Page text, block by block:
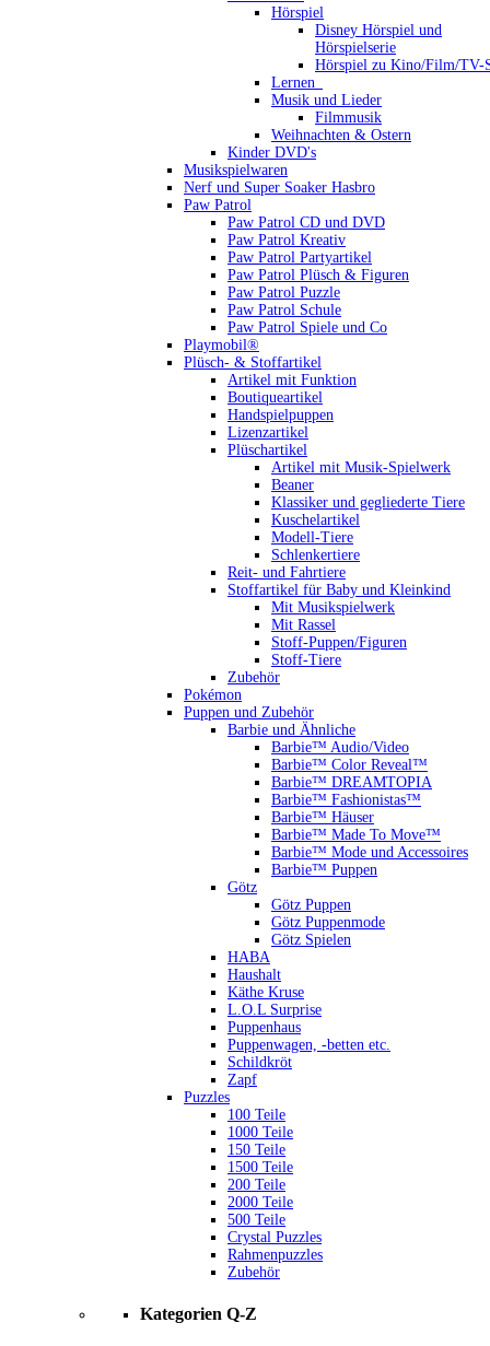
Hörspiel
Disney Hörspiel und
Hörspielserie
Hörspiel zu Kino/Film/TV-
Lernen_
Musik und Lieder
Filmmusik
Weihnachten & Ostern
Kinder DVD's
Musikspielwaren
Nerf und Super Soaker Hasbro
Paw Patrol
Paw Patrol CD und DVD
Paw Patrol Kreativ
Paw Patrol Partyartikel
Paw Patrol Plüsch & Figuren
Paw Patrol Puzzle
Paw Patrol Schule
Paw Patrol Spiele und Co
Playmobil®
Plüsch- & Stoffartikel
Artikel mit Funktion
Boutiqueartikel
Handspielpuppen
Lizenzartikel
Plüschartikel
Artikel mit Musik-Spielwerk
Beaner
Klassiker und gegliederte Tiere
Kuschelartikel
Modell-Tiere
Schlenkertiere
Reit- und Fahrtiere
Stoffartikel für Baby und Kleinkind
Mit Musikspielwerk
Mit Rassel
Stoff-Puppen/Figuren
Stoff-Tiere
Zubehör
Pokémon
Puppen und Zubehör
Barbie und Ähnliche
Barbie™ Audio/Video
Barbie™ Color Reveal™
Barbie™ DREAMTOPIA
Barbie™ Fashionistas™
Barbie™ Häuser
Barbie™ Made To Move™
Barbie™ Mode und Accessoires
Barbie™ Puppen
Götz
Götz Puppen
Götz Puppenmode
Götz Spielen
HABA
Haushalt
Käthe Kruse
L.O.L Surprise
Puppenhaus
Puppenwagen, -betten etc.
Schildkröt
Zapf
Puzzles
100 Teile
1000 Teile
150 Teile
1500 Teile
200 Teile
2000 Teile
500 Teile
Crystal Puzzles
Rahmenpuzzles
Zubehör
Kategorien Q-Z